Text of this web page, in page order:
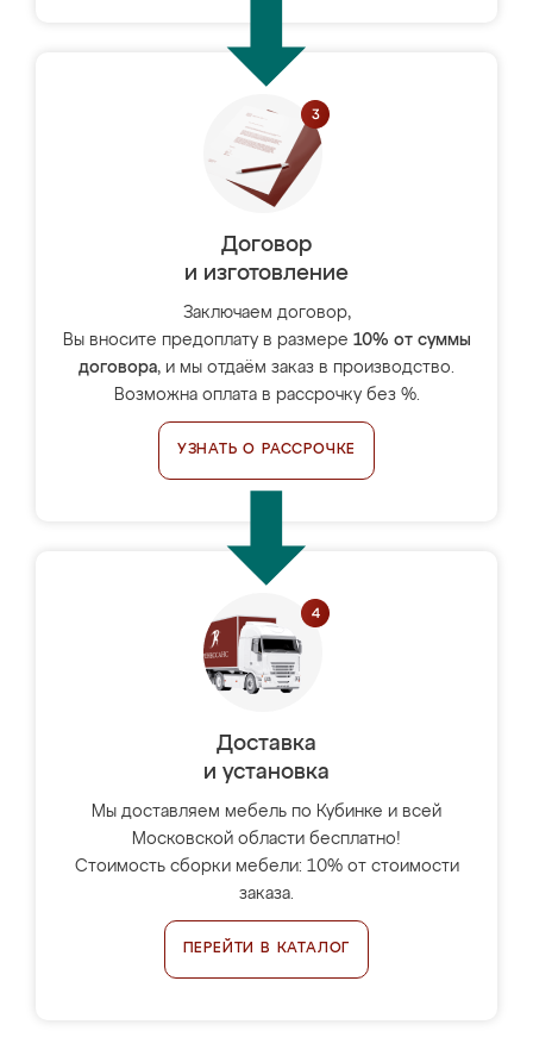
Договор
и изготовление
Заключаем договор,
Вы вносите предоплату в размере 10% от суммы
договора, и мы отдаём заказ в производство.
Возможна оплата в рассрочку без %.
УЗНАТЬ О РАССРОЧКЕ
Доставка
и установка
Мы доставляем мебель по Кубинке и всей
Московской области бесплатно!
Стоимость сборки мебели: 10% от стоимости
заказа.
ПЕРЕЙТИ В КАТАЛОГ